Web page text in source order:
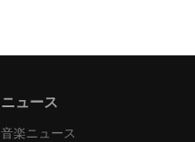
ニュース
音楽ニュース